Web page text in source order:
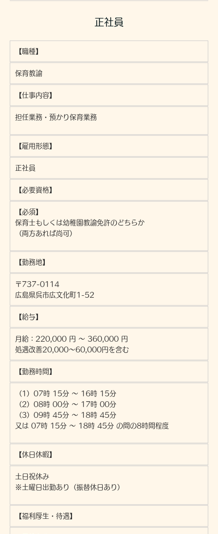
正社員
【職種】
保育教諭
【仕事内容】
担任業務・預かり保育業務
【雇用形態】
正社員
【必要資格】
【必須】
保育士もしくは幼稚園教諭免許のどちらか
（両方あれば尚可）
【勤務地】
〒737-0114
広島県呉市広文化町1-52
【給与】
月給：220,000 円 〜 360,000 円
処遇改善20,000～60,000円を含む
【勤務時間】
（1）07時 15分 〜 16時 15分
（2）08時 00分 〜 17時 00分
（3）09時 45分 〜 18時 45分
又は 07時 15分 〜 18時 45分 の間の8時間程度
【休日休暇】
土日祝休み
※土曜日出勤あり（振替休日あり）
【福利厚生・待遇】